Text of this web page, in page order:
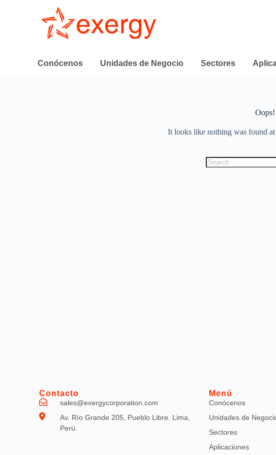
Conócenos Unidades de Negocio Sectores
Oops!
It looks like nothing was found
Contacto
sales@exergycorporation.com
Av. Río Grande 205, Pueblo Libre. Lima,
Perú.
Menú
Conócenos
Unidades de
Sectores
Aplicaciones